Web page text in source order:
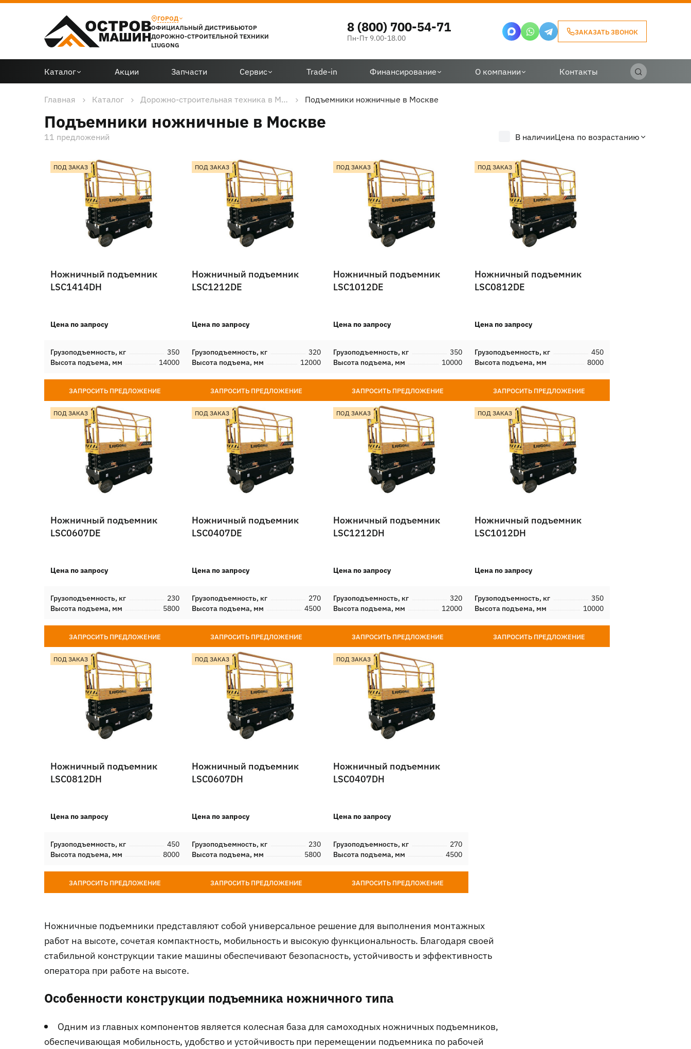
ГОРОД
ОФИЦИАЛЬНЫЙ ДИСТРИБЬЮТОР
ДОРОЖНО-СТРОИТЕЛЬНОЙ ТЕХНИКИ
LIUGONG
8 (800) 700-54-71
Пн-Пт 9.00-18.00
ЗАКАЗАТЬ ЗВОНОК
Каталог Акции Запчасти Сервис Trade-in Финансирование О компании Контакты
Главная Каталог Дорожно-строительная техника в Москве Подъемники ножничные в Москве
Подъемники ножничные в Москве
11 предложений В наличииЦена по возрастанию
ПОД ЗАКАЗ
Ножничный подъемник
LSC1414DH
Цена по запросу
Грузоподъемность, кг 350
Высота подъема, мм 14000
ЗАПРОСИТЬ ПРЕДЛОЖЕНИЕ
ПОД ЗАКАЗ
Ножничный подъемник
LSC1212DE
Цена по запросу
Грузоподъемность, кг 320
Высота подъема, мм 12000
ЗАПРОСИТЬ ПРЕДЛОЖЕНИЕ
ПОД ЗАКАЗ
Ножничный подъемник
LSC1012DE
Цена по запросу
Грузоподъемность, кг 350
Высота подъема, мм 10000
ЗАПРОСИТЬ ПРЕДЛОЖЕНИЕ
ПОД ЗАКАЗ
Ножничный подъемник
LSC0812DE
Цена по запросу
Грузоподъемность, кг 450
Высота подъема, мм 8000
ЗАПРОСИТЬ ПРЕДЛОЖЕНИЕ
ПОД ЗАКАЗ
Ножничный подъемник
LSC0607DE
Цена по запросу
Грузоподъемность, кг 230
Высота подъема, мм 5800
ЗАПРОСИТЬ ПРЕДЛОЖЕНИЕ
ПОД ЗАКАЗ
Ножничный подъемник
LSC0407DE
Цена по запросу
Грузоподъемность, кг 270
Высота подъема, мм 4500
ЗАПРОСИТЬ ПРЕДЛОЖЕНИЕ
ПОД ЗАКАЗ
Ножничный подъемник
LSC1212DH
Цена по запросу
Грузоподъемность, кг 320
Высота подъема, мм 12000
ЗАПРОСИТЬ ПРЕДЛОЖЕНИЕ
ПОД ЗАКАЗ
Ножничный подъемник
LSC1012DH
Цена по запросу
Грузоподъемность, кг 350
Высота подъема, мм 10000
ЗАПРОСИТЬ ПРЕДЛОЖЕНИЕ
ПОД ЗАКАЗ
Ножничный подъемник
LSC0812DH
Цена по запросу
Грузоподъемность, кг 450
Высота подъема, мм 8000
ЗАПРОСИТЬ ПРЕДЛОЖЕНИЕ
ПОД ЗАКАЗ
Ножничный подъемник
LSC0607DH
Цена по запросу
Грузоподъемность, кг 230
Высота подъема, мм 5800
ЗАПРОСИТЬ ПРЕДЛОЖЕНИЕ
ПОД ЗАКАЗ
Ножничный подъемник
LSC0407DH
Цена по запросу
Грузоподъемность, кг 270
Высота подъема, мм 4500
ЗАПРОСИТЬ ПРЕДЛОЖЕНИЕ
Ножничные подъемники представляют собой универсальное решение для выполнения монтажных
работ на высоте, сочетая компактность, мобильность и высокую функциональность. Благодаря своей
стабильной конструкции такие машины обеспечивают безопасность, устойчивость и эффективность
оператора при работе на высоте.
Особенности конструкции подъемника ножничного типа
Одним из главных компонентов является колесная база для самоходных ножничных подъемников,
обеспечивающая мобильность, удобство и устойчивость при перемещении подъемника по рабочей